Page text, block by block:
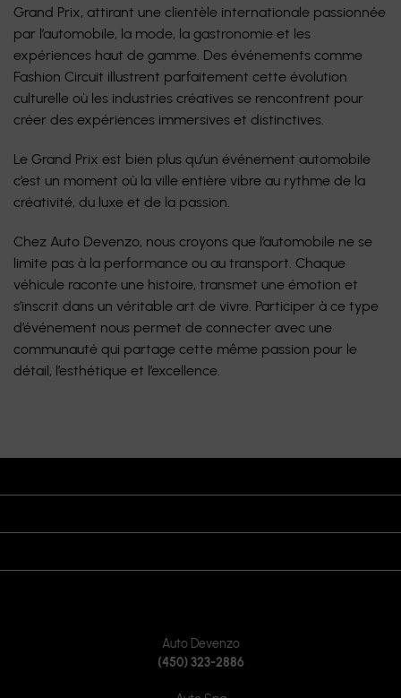
Grand Prix, attirant une clientèle internationale passionnée
par l’automobile, la mode, la gastronomie et les
expériences haut de gamme. Des événements comme
Fashion Circuit illustrent parfaitement cette évolution
culturelle où les industries créatives se rencontrent pour
créer des expériences immersives et distinctives.
Le Grand Prix est bien plus qu’un événement automobile
c’est un moment où la ville entière vibre au rythme de la
créativité, du luxe et de la passion.
Chez Auto Devenzo, nous croyons que l’automobile ne se
limite pas à la performance ou au transport. Chaque
véhicule raconte une histoire, transmet une émotion et
s’inscrit dans un véritable art de vivre. Participer à ce type
d’événement nous permet de connecter avec une
communauté qui partage cette même passion pour le
détail, l’esthétique et l’excellence.
Auto Devenzo
(450) 323-2886